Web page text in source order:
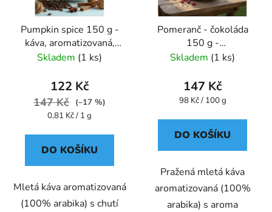
Pumpkin spice 150 g -
káva, aromatizovaná,
mletá - Oxalis
Skladem (1 ks)
122 Kč
147 Kč
(–17 %)
Měrná
0,81 Kč / 1 g
DO KOŠÍKU
Mletá káva aromatizovaná
(100% arabika) s chutí
Pomeranč - čokoláda
150 g -
káva,aromatizovaná,mletá
Skladem (1 ks)
147 Kč
Měrná
98 Kč / 100 g
DO KOŠÍKU
Pražená mletá káva
aromatizovaná (100%
arabika) s aroma